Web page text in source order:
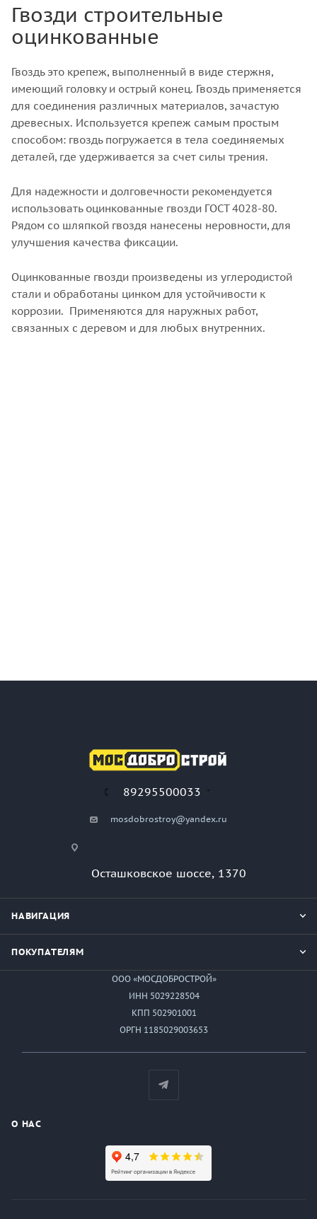
Гвозди строительные
оцинкованные
Гвоздь это крепеж, выполненный в виде стержня,
имеющий головку и острый конец. Гвоздь применяется
для соединения различных материалов, зачастую
древесных. Используется крепеж самым простым
способом: гвоздь погружается в тела соединяемых
деталей, где удерживается за счет силы трения.
Для надежности и долговечности рекомендуется
использовать оцинкованные гвозди ГОСТ 4028-80.
Рядом со шляпкой гвоздя нанесены неровности, для
улучшения качества фиксации.
Оцинкованные гвозди произведены из углеродистой
стали и обработаны цинком для устойчивости к
коррозии. Применяются для наружных работ,
связанных с деревом и для любых внутренних.
89295500033
mosdobrostroy@yandex.ru
Осташковское шоссе, 1370
НАВИГАЦИЯ
ПОКУПАТЕЛЯМ
ООО «МОСДОБРОСТРОЙ»
ИНН 5029228504
КПП 502901001
ОРГН 1185029003653
О НАС